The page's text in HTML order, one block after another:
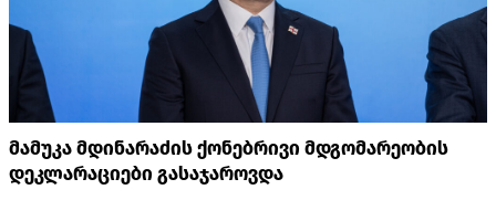
მამუკა მდინარაძის ქონებრივი მდგომარეობის
დეკლარაციები გასაჯაროვდა